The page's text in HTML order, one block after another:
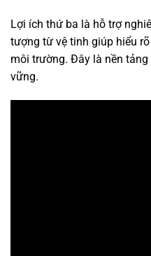
Lợi ích thứ ba là hỗ trợ
tượng từ vệ tinh giúp hiểu
môi trường. Đây là nền
vững.